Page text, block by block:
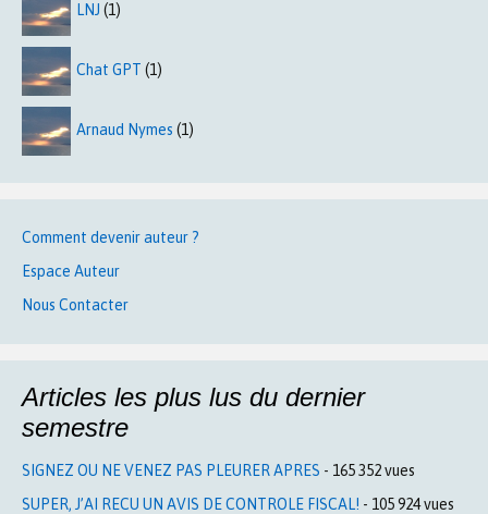
LNJ (1)
Chat GPT (1)
Arnaud Nymes (1)
Comment devenir auteur ?
Espace Auteur
Nous Contacter
Articles les plus lus du dernier
semestre
SIGNEZ OU NE VENEZ PAS PLEURER APRES - 165 352 vues
SUPER, J’AI RECU UN AVIS DE CONTROLE FISCAL! - 105 924 vues